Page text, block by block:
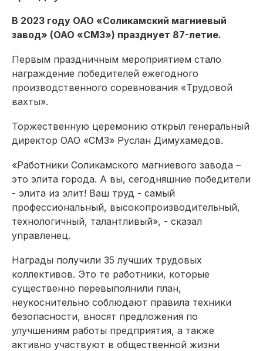
В 2023 году ОАО «Соликамский магниевый
завод» (ОАО «СМЗ») празднует 87-летие.
Первым праздничным мероприятием стало
награждение победителей ежегодного
производственного соревнования «Трудовой
вахты».
Торжественную церемонию открыл генеральный
директор ОАО «СМЗ» Руслан Димухамедов.
«Работники Соликамского магниевого завода –
это элита города. А вы, сегодняшние победители
- элита из элит! Ваш труд - самый
профессиональный, высокопроизводительный,
технологичный, талантливый», - сказал
управленец.
Награды получили 35 лучших трудовых
коллективов. Это те работники, которые
существенно перевыполнили план,
неукоснительно соблюдают правила техники
безопасности, вносят предложения по
улучшениям работы предприятия, а также
активно участвуют в общественной жизни